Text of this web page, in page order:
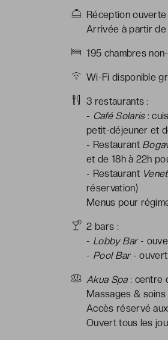
Réception
Arrivée à partir de
195 chambres
Wi-Fi disponible
3 restaurants :
- Café Solaris:
petit-déjeuner et
- Restaurant
et de 18h à 22h
- Restaurant
réservation)
Menus pour
2 bars :
- Lobby Bar-
- Pool Bar- ouvert
Akua Spa: centre
Massages &
Accès réservé
Ouvert tous les